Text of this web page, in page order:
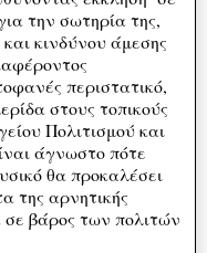
την σωτηρία της,
κινδύνου άμεσης
περιστατικό,
στους τοπικούς
Πολιτισμού και
άγνωστο πότε
θα προκαλέσει
της αρνητικής
βάρος των πολιτών